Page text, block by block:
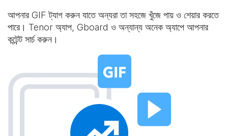
আপনার GIF ট্যাগ করুন যাতে অন্যরা তা সহজে খুঁজে পায় ও শেয়ার করতে
পারে। Tenor অ্যাপ, Gboard ও অন্যান্য অনেক অ্যাপে আপনার
কন্টেন্ট সার্চ করুন।